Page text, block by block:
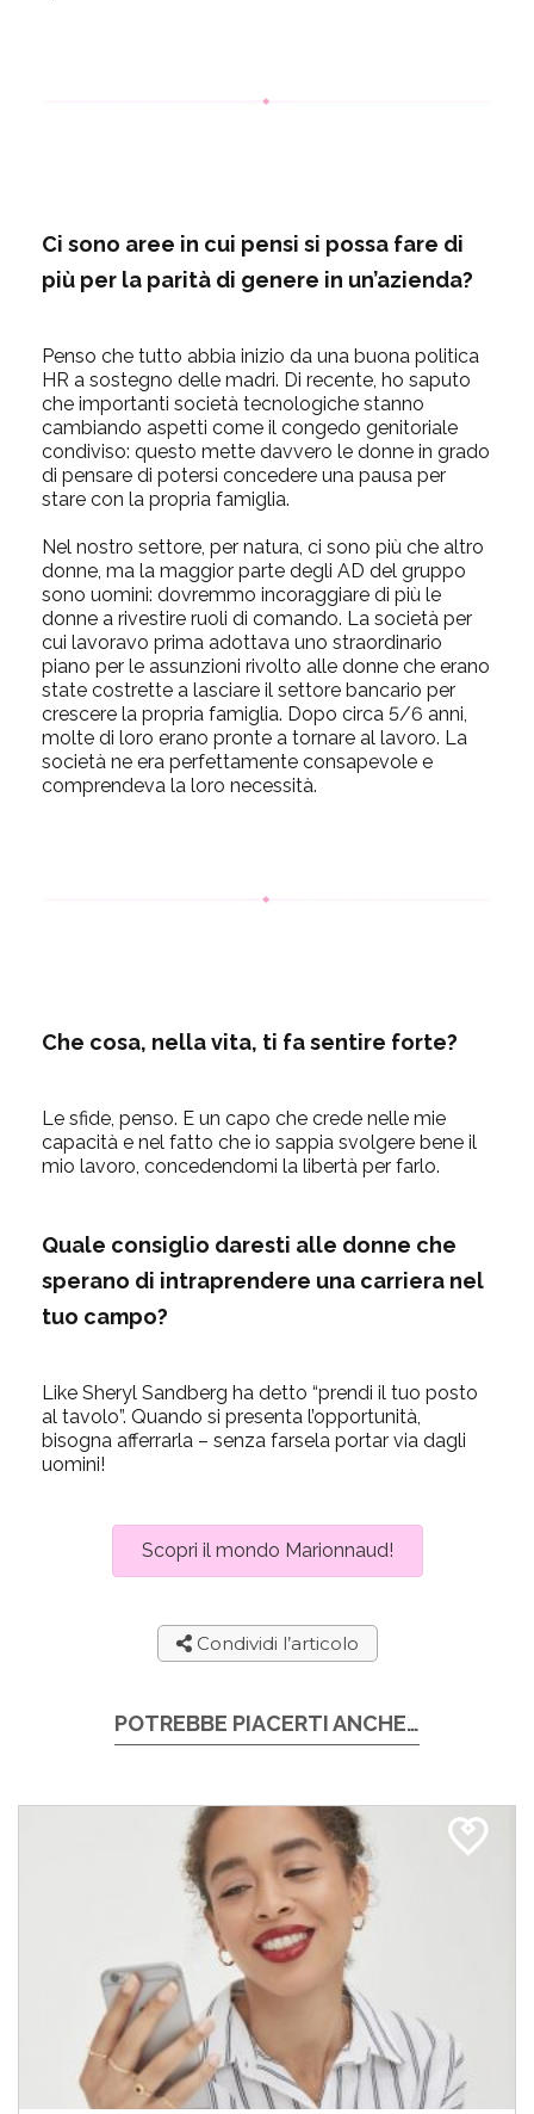
Ci sono aree in cui pensi si possa fare di
più per la parità di genere in un’azienda?
Penso che tutto abbia inizio da una buona politica
HR a sostegno delle madri. Di recente, ho saputo
che importanti società tecnologiche stanno
cambiando aspetti come il congedo genitoriale
condiviso: questo mette davvero le donne in grado
di pensare di potersi concedere una pausa per
stare con la propria famiglia.
Nel nostro settore, per natura, ci sono più che altro
donne, ma la maggior parte degli AD del gruppo
sono uomini: dovremmo incoraggiare di più le
donne a rivestire ruoli di comando. La società per
cui lavoravo prima adottava uno straordinario
piano per le assunzioni rivolto alle donne che erano
state costrette a lasciare il settore bancario per
crescere la propria famiglia. Dopo circa 5/6 anni,
molte di loro erano pronte a tornare al lavoro. La
società ne era perfettamente consapevole e
comprendeva la loro necessità.
Che cosa, nella vita, ti fa sentire forte?
Le sfide, penso. E un capo che crede nelle mie
capacità e nel fatto che io sappia svolgere bene il
mio lavoro, concedendomi la libertà per farlo.
Quale consiglio daresti alle donne che
sperano di intraprendere una carriera nel
tuo campo?
Like Sheryl Sandberg ha detto “prendi il tuo posto
al tavolo”. Quando si presenta l’opportunità,
bisogna afferrarla – senza farsela portar via dagli
uomini!
Scopri il mondo Marionnaud!
Condividi l’articolo
POTREBBE PIACERTI ANCHE…